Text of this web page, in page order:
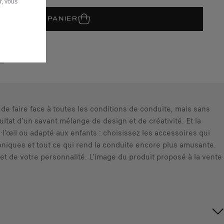
AU PANIER
faire face à toutes les conditions de conduite, mais sans
d'un savant mélange de design et de créativité. Et la
ou adapté aux enfants : choisissez les accessoires qui
et tout ce qui rend la conduite encore plus amusante.
de votre personnalité. L'image du produit proposé à la vente
vous